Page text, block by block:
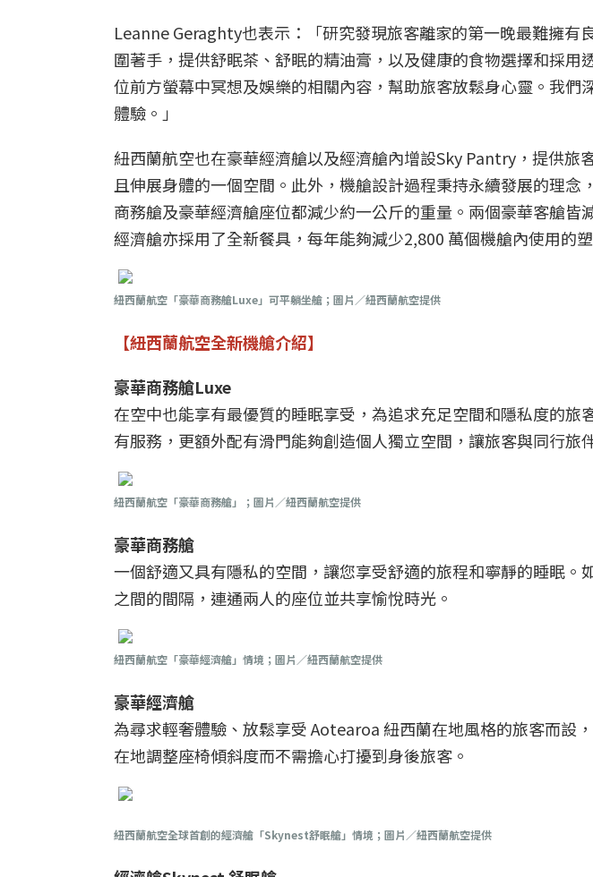
Leanne Geraghty也表示：「研究發現旅客離家的第一晚最難擁有
圍著手，提供舒眠茶、舒眠的精油膏，以及健康的食物選擇和採用
位前方螢幕中冥想及娛樂的相關內容，幫助旅客放鬆身心靈。我們
體驗。」
紐西蘭航空也在豪華經濟艙以及經濟艙內增設Sky Pantry，提供旅
且伸展身體的一個空間。此外，機艙設計過程秉持永續發展的理
商務艙及豪華經濟艙座位都減少約一公斤的重量。兩個豪華客艙皆
經濟艙亦採用了全新餐具，每年能夠減少2,800 萬個機艙內使用的
紐西蘭航空「豪華商務艙Luxe」可平躺坐艙；圖片／紐西蘭航空提供
【紐西蘭航空全新機艙介紹】
豪華商務艙Luxe
在空中也能享有最優質的睡眠享受，為追求充足空間和隱私度的旅
有服務，更額外配有滑門能夠創造個人獨立空間，讓旅客與同行旅
紐西蘭航空「豪華商務艙」；圖片／紐西蘭航空提供
豪華商務艙
一個舒適又具有隱私的空間，讓您享受舒適的旅程和寧靜的睡眠。
之間的間隔，連通兩人的座位並共享愉悅時光。
紐西蘭航空「豪華經濟艙」情境；圖片／紐西蘭航空提供
豪華經濟艙
為尋求輕奢體驗、放鬆享受 Aotearoa 紐西蘭在地風格的旅客而設
在地調整座椅傾斜度而不需擔心打擾到身後旅客。
紐西蘭航空全球首創的經濟艙「Skynest舒眠艙」情境；圖片／紐西蘭航空提供